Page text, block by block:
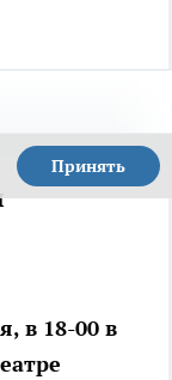
Принять
в 18-00 в